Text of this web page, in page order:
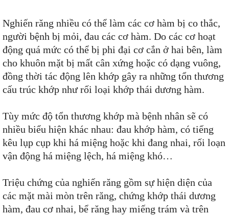
Nghiến răng nhiều có thể làm các cơ hàm bị co thắc,
người bệnh bị mỏi, đau các cơ hàm. Do các cơ hoạt
động quá mức có thể bị phi đại cơ cắn ở hai bên, làm
cho khuôn mặt bị mất cân xứng hoặc có dạng vuông,
đồng thời tác động lên khớp gây ra những tổn thương
cấu trúc khớp như rối loại khớp thái dương hàm.
Tùy mức độ tổn thương khớp mà bệnh nhân sẽ có
nhiều biểu hiện khác nhau: đau khớp hàm, có tiếng
kêu lụp cụp khi há miệng hoặc khi đang nhai, rối loạn
vận động há miệng lệch, há miệng khó…
Triệu chứng của nghiến răng gồm sự hiện diện của
các mặt mài mòn trên răng, chứng khớp thái dương
hàm, đau cơ nhai, bể răng hay miếng trám và trên